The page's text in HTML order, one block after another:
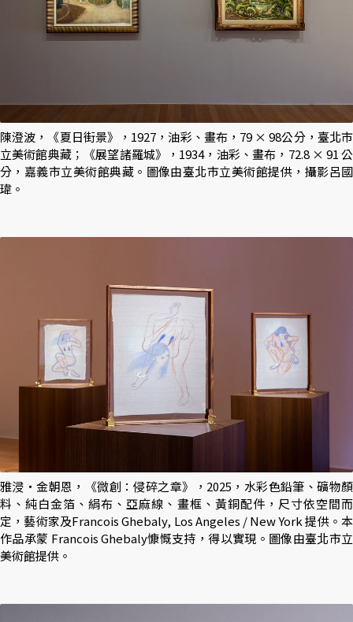
陳澄波，《夏日街景》，1927，油彩、畫布，79 × 98公分，臺北市
立美術館典藏；《展望諸羅城》，1934，油彩、畫布，72.8 × 91 公
分，嘉義市立美術館典藏。圖像由臺北市立美術館提供，攝影呂國
瑋。
雅浸・金朝恩，《微創：侵碎之章》，2025，水彩色鉛筆、礦物顏
料、純白金箔、絹布、亞麻線、畫框、黃銅配件，尺寸依空間而
定，藝術家及Francois Ghebaly, Los Angeles / New York 提供。本
作品承蒙 Francois Ghebaly慷慨支持，得以實現。圖像由臺北市立
美術館提供。